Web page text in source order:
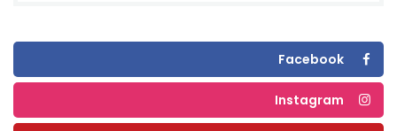
Facebook
Instagram